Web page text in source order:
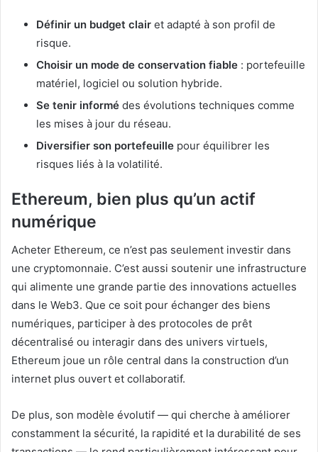
Définir un budget clair et adapté à son profil de
risque.
Choisir un mode de conservation fiable : portefeuille
matériel, logiciel ou solution hybride.
Se tenir informé des évolutions techniques comme
les mises à jour du réseau.
Diversifier son portefeuille pour équilibrer les
risques liés à la volatilité.
Ethereum, bien plus qu’un actif
numérique
Acheter Ethereum, ce n’est pas seulement investir dans
une cryptomonnaie. C’est aussi soutenir une infrastructure
qui alimente une grande partie des innovations actuelles
dans le Web3. Que ce soit pour échanger des biens
numériques, participer à des protocoles de prêt
décentralisé ou interagir dans des univers virtuels,
Ethereum joue un rôle central dans la construction d’un
internet plus ouvert et collaboratif.
De plus, son modèle évolutif — qui cherche à améliorer
constamment la sécurité, la rapidité et la durabilité de ses